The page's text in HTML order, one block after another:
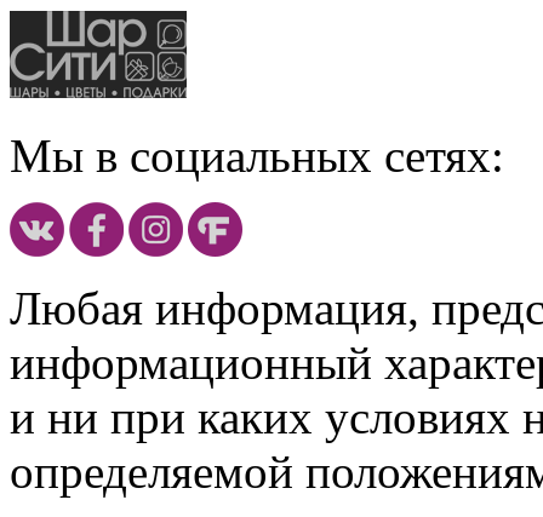
Мы в социальных сетях:
Любая информация,
информационный
и ни при каких условиях
определяемой